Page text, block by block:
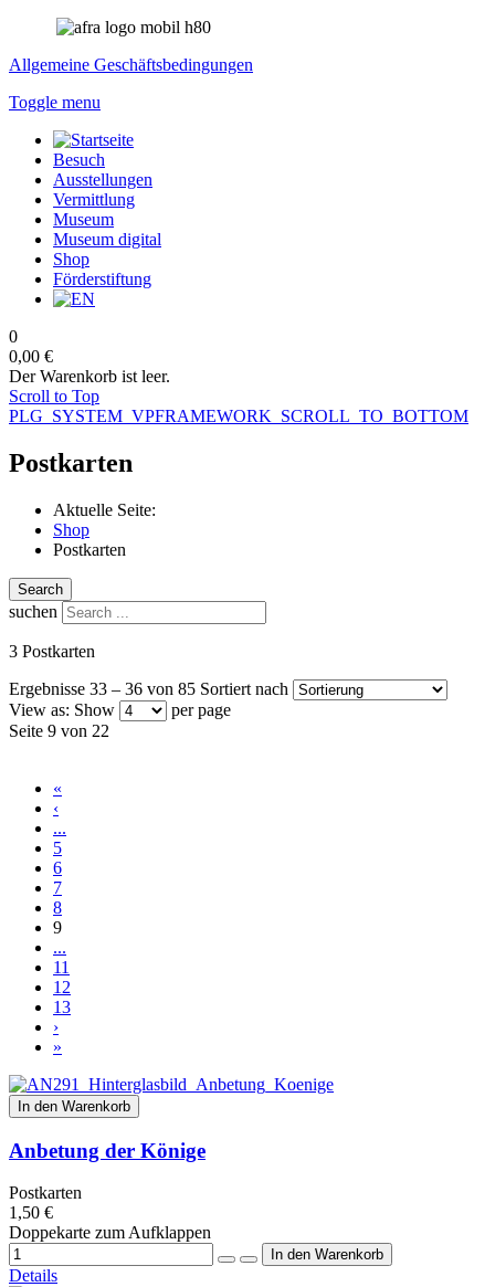
Allgemeine Geschäftsbedingungen
Toggle menu
Besuch
Ausstellungen
Vermittlung
Museum
Museum digital
Shop
Förderstiftung
0
0,00 €
Der Warenkorb ist leer.
Scroll to Top
PLG_SYSTEM_VPFRAMEWORK_SCROLL_TO_BOTTOM
Postkarten
Aktuelle Seite:
Shop
Postkarten
Search
suchen
3 Postkarten
Ergebnisse 33 – 36 von 85 Sortiert nach
View as: Show
per page
Seite 9 von 22
«
‹
...
5
6
7
8
9
...
11
12
13
›
»
In den Warenkorb
Anbetung der Könige
Postkarten
1,50 €
Doppekarte zum Aufklappen
Details